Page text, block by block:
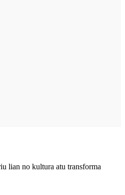
lian no kultura atu transforma